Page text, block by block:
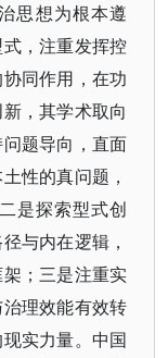
思想为根本遵
，注重发挥控
同作用，在功
，其学术取向
题导向，直面
性的真问题，
是探索型式创
与内在逻辑，
；三是注重实
理效能有效转
实力量。中国